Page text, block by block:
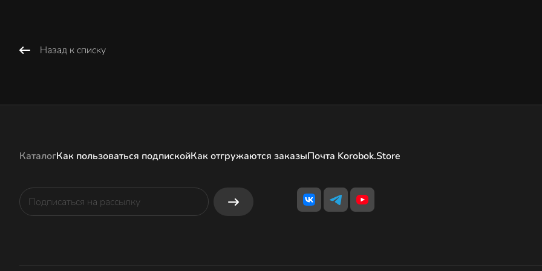
Назад к списку
КаталогКак пользоваться подпискойКак отгружаются заказыПочта Korobok.Store